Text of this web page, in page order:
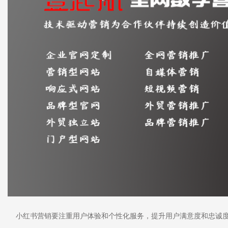
小红书营销要注重用户体验和个性化服务，提升用户满意度和忠诚